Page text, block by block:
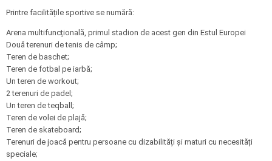
Printre facilitățile sportive se numără:
Arena multifuncțională, primul stadion de acest gen din Estul Europei
Două terenuri de tenis de câmp;
Teren de baschet;
Teren de fotbal pe iarbă;
Un teren de workout;
2 terenuri de padel;
Un teren de teqball;
Teren de volei de plajă;
Teren de skateboard;
Terenuri de joacă pentru persoane cu dizabilități și maturi cu necesități
speciale;